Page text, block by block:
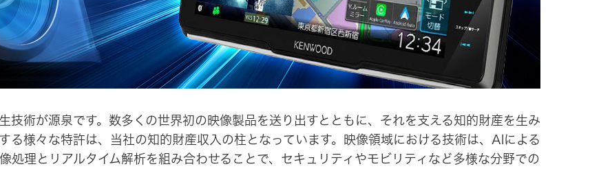
IRに関するお問い合わせ
用語集
技術が源泉です。数多くの世界初の映像製品を送り出すとともに、それを支える知的財産を生み
る様々な特許は、当社の知的財産収入の柱となっています。映像領域における技術は、AIによる
処理とリアルタイム解析を組み合わせることで、セキュリティやモビリティなど多様な分野での